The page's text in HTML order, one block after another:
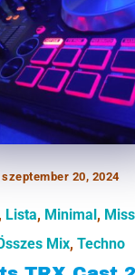
szeptember 20, 2024
Lista, Minimal,
Mix,Techno